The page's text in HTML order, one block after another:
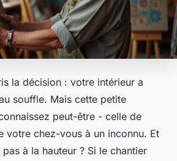
la décision : votre intérieur a
souffle. Mais cette petite
peut-être - celle de
votre chez-vous à un inconnu. Et
pas à la hauteur ? Si le chantier